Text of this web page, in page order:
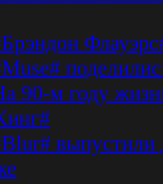
90-м году
выпустили